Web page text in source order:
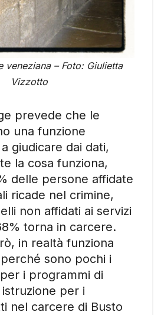
veneziana – Foto: Giulietta
Vizzotto
prevede che le
una funzione
giudicare dai dati,
la cosa funziona,
delle persone affidate
ricade nel crimine,
non affidati ai servizi
torna in carcere.
in realtà funziona
sono pochi i
i programmi di
per i
nel carcere di Busto